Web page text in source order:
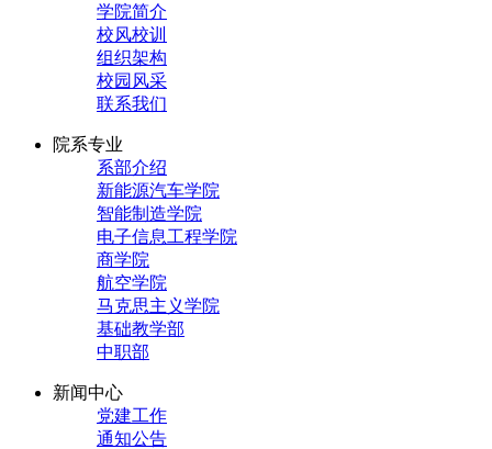
学院简介
校风校训
组织架构
校园风采
联系我们
院系专业
系部介绍
新能源汽车学院
智能制造学院
电子信息工程学院
商学院
航空学院
马克思主义学院
基础教学部
中职部
新闻中心
党建工作
通知公告